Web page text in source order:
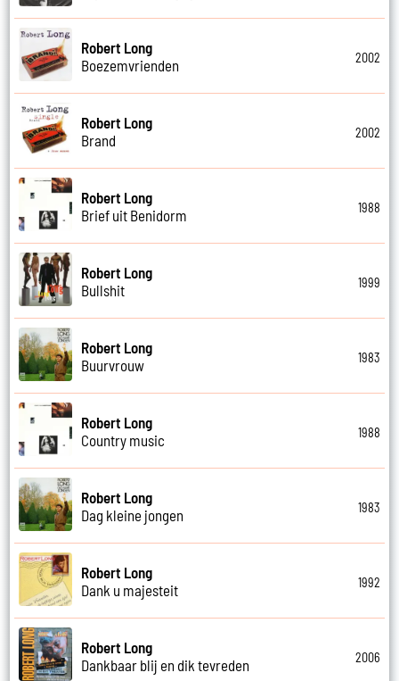
Robert Long
Boezemvrienden
2002
Robert Long
Brand
2002
Robert Long
Brief uit Benidorm
1988
Robert Long
Bullshit
1999
Robert Long
Buurvrouw
1983
Robert Long
Country music
1988
Robert Long
Dag kleine jongen
1983
Robert Long
Dank u majesteit
1992
Robert Long
Dankbaar blij en dik tevreden
2006